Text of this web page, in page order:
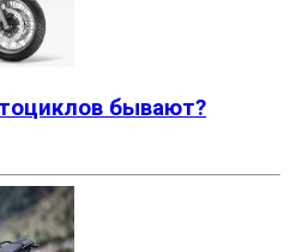
бывают?